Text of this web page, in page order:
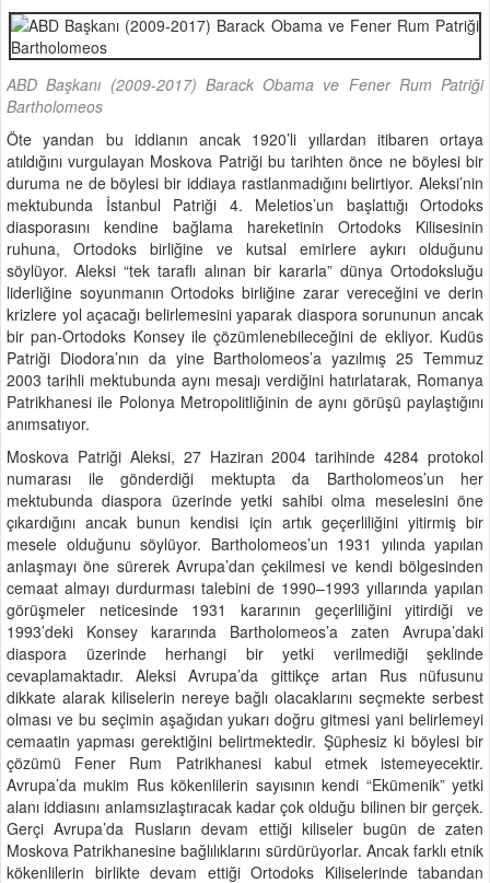
ABD Başkanı (2009-2017) Barack Obama ve Fener Rum Patriği
Bartholomeos
Öte yandan bu iddianın ancak 1920’li yıllardan itibaren ortaya
atıldığını vurgulayan Moskova Patriği bu tarihten önce ne böylesi bir
duruma ne de böylesi bir iddiaya rastlanmadığını belirtiyor. Aleksi’nin
mektubunda İstanbul Patriği 4. Meletios’un başlattığı Ortodoks
diasporasını kendine bağlama hareketinin Ortodoks Kilisesinin
ruhuna, Ortodoks birliğine ve kutsal emirlere aykırı olduğunu
söylüyor. Aleksi “tek taraflı alınan bir kararla” dünya Ortodoksluğu
liderliğine soyunmanın Ortodoks birliğine zarar vereceğini ve derin
krizlere yol açacağı belirlemesini yaparak diaspora sorununun ancak
bir pan-Ortodoks Konsey ile çözümlenebileceğini de ekliyor. Kudüs
Patriği Diodora’nın da yine Bartholomeos’a yazılmış 25 Temmuz
2003 tarihli mektubunda aynı mesajı verdiğini hatırlatarak, Romanya
Patrikhanesi ile Polonya Metropolitliğinin de aynı görüşü paylaştığını
anımsatıyor.
Moskova Patriği Aleksi, 27 Haziran 2004 tarihinde 4284 protokol
numarası ile gönderdiği mektupta da Bartholomeos’un her
mektubunda diaspora üzerinde yetki sahibi olma meselesini öne
çıkardığını ancak bunun kendisi için artık geçerliliğini yitirmiş bir
mesele olduğunu söylüyor. Bartholomeos’un 1931 yılında yapılan
anlaşmayı öne sürerek Avrupa’dan çekilmesi ve kendi bölgesinden
cemaat almayı durdurması talebini de 1990–1993 yıllarında yapılan
görüşmeler neticesinde 1931 kararının geçerliliğini yitirdiği ve
1993’deki Konsey kararında Bartholomeos’a zaten Avrupa’daki
diaspora üzerinde herhangi bir yetki verilmediği şeklinde
cevaplamaktadır. Aleksi Avrupa’da gittikçe artan Rus nüfusunu
dikkate alarak kiliselerin nereye bağlı olacaklarını seçmekte serbest
olması ve bu seçimin aşağıdan yukarı doğru gitmesi yani belirlemeyi
cemaatin yapması gerektiğini belirtmektedir. Şüphesiz ki böylesi bir
çözümü Fener Rum Patrikhanesi kabul etmek istemeyecektir.
Avrupa’da mukim Rus kökenlilerin sayısının kendi “Ekümenik” yetki
alanı iddiasını anlamsızlaştıracak kadar çok olduğu bilinen bir gerçek.
Gerçi Avrupa’da Rusların devam ettiği kiliseler bugün de zaten
Moskova Patrikhanesine bağlılıklarını sürdürüyorlar. Ancak farklı etnik
kökenlilerin birlikte devam ettiği Ortodoks Kiliselerinde tabandan